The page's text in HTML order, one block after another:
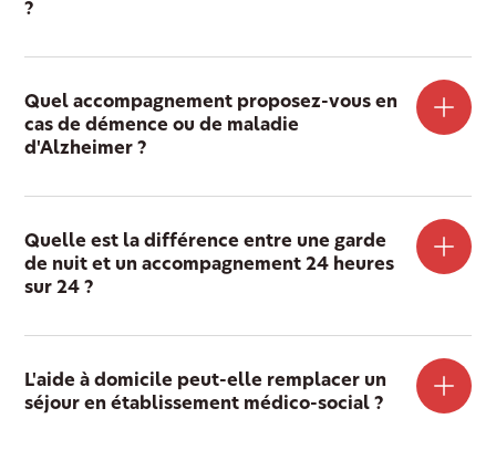
?
Quel accompagnement proposez-vous en
cas de démence ou de maladie
d'Alzheimer ?
Quelle est la différence entre une garde
de nuit et un accompagnement 24 heures
sur 24 ?
L'aide à domicile peut-elle remplacer un
séjour en établissement médico-social ?